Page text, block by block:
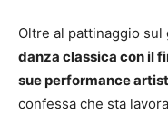
Oltre al pattinaggio sul
danza classica con il
sue performance
confessa che sta